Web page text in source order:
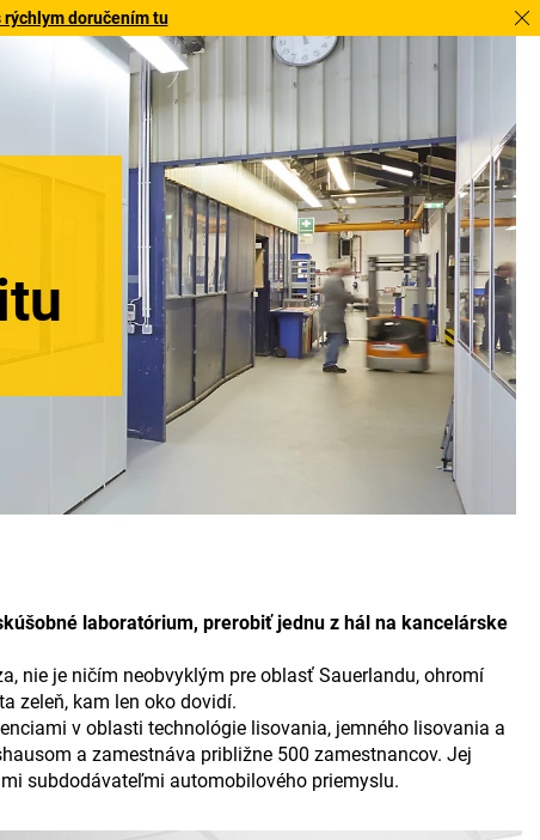
doručením tu
laboratórium, prerobiť jednu z hál na kancelárske
nie je ničím neobvyklým pre oblasť Sauerlandu, ohromí
zeleň, kam len oko dovidí.
v oblasti technológie lisovania, jemného lisovania a
a zamestnáva približne 500 zamestnancov. Jej
subdodávateľmi automobilového priemyslu.